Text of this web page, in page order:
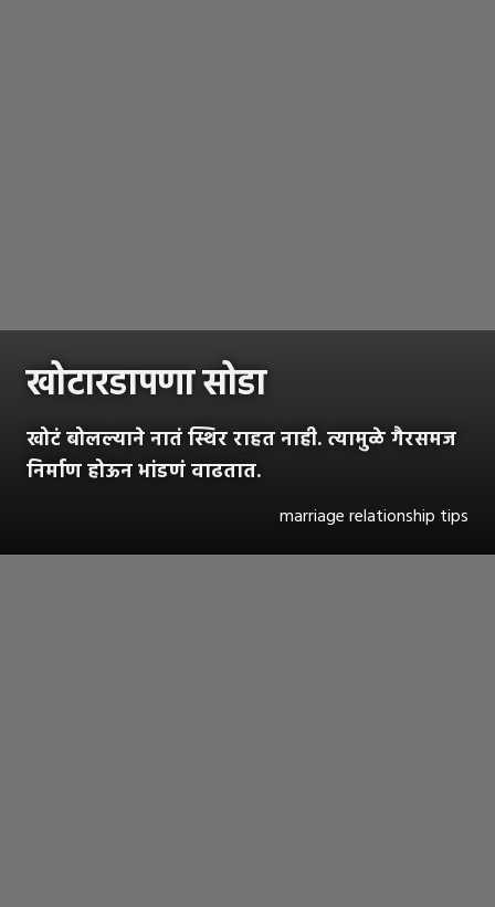
खोटारडापणा सोडा
खोटं बोलल्याने नातं स्थिर राहत नाही. त्यामुळे गैरसमज
निर्माण होऊन भांडणं वाढतात.
marriage relationship tips